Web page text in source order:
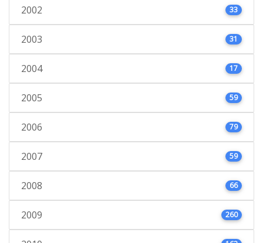
2002 33
2003 31
2004 17
2005 59
2006 79
2007 59
2008 66
2009 260